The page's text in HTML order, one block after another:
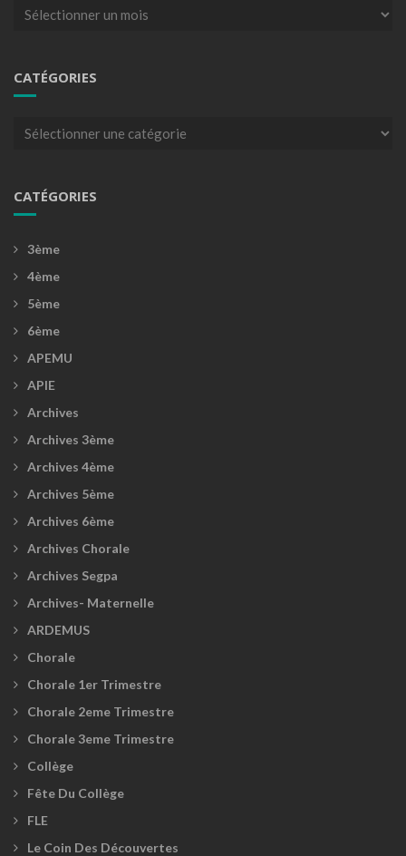
Archives
CATÉGORIES
Catégories
CATÉGORIES
3ème
4ème
5ème
6ème
APEMU
APIE
Archives
Archives 3ème
Archives 4ème
Archives 5ème
Archives 6ème
Archives Chorale
Archives Segpa
Archives- Maternelle
ARDEMUS
Chorale
Chorale 1er Trimestre
Chorale 2eme Trimestre
Chorale 3eme Trimestre
Collège
Fête Du Collège
FLE
Le Coin Des Découvertes